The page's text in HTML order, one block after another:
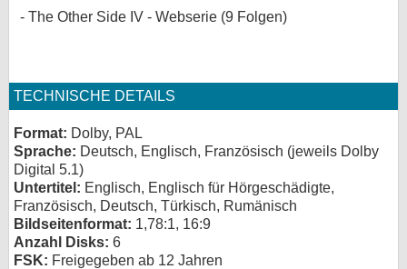
The Other Side IV - Webserie (9 Folgen)
TECHNISCHE DETAILS
Format: Dolby, PAL
Sprache: Deutsch, Englisch, Französisch (jeweils Dolby
Digital 5.1)
Untertitel: Englisch, Englisch für Hörgeschädigte,
Französisch, Deutsch, Türkisch, Rumänisch
Bildseitenformat: 1,78:1, 16:9
Anzahl Disks: 6
FSK: Freigegeben ab 12 Jahren